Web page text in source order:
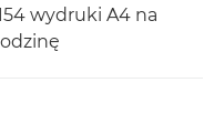
wydruki A4 na